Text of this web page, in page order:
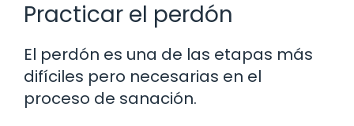
Practicar el perdón
El perdón es una de las etapas más
difíciles pero necesarias en el
proceso de sanación.